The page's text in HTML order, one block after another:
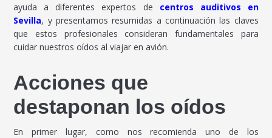
ayuda a diferentes expertos de centros auditivos en
Sevilla, y presentamos resumidas a continuación las claves
que estos profesionales consideran fundamentales para
cuidar nuestros oídos al viajar en avión.
Acciones que
destaponan los oídos
En primer lugar, como nos recomienda uno de los